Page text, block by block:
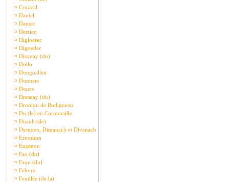
¤ Crozval
¤ Daniel
¤ Dantec
¤ Derrien
¤ Digloerec
¤ Digoedec
¤ Disquay (du)
¤ Dollo
¤ Dongoallen
¤ Donnars
¤ Douce
¤ Dresnay (du)
¤ Droniou de Bodigneau
¤ Du (le) en Cornouaille
¤ Duault (de)
¤ Dymoen, Dimanach et Divanach
¤ Ernothon
¤ Euzenou
¤ Fao (du)
¤ Faou (du)
¤ Febvre
¤ Feuillée (de la)